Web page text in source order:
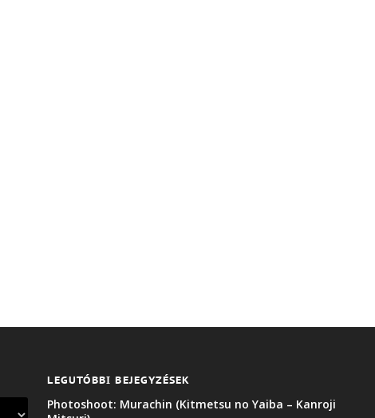
LEGUTÓBBI BEJEGYZÉSEK
Photoshoot: Murachin (Kitmetsu no Yaiba – Kanroji